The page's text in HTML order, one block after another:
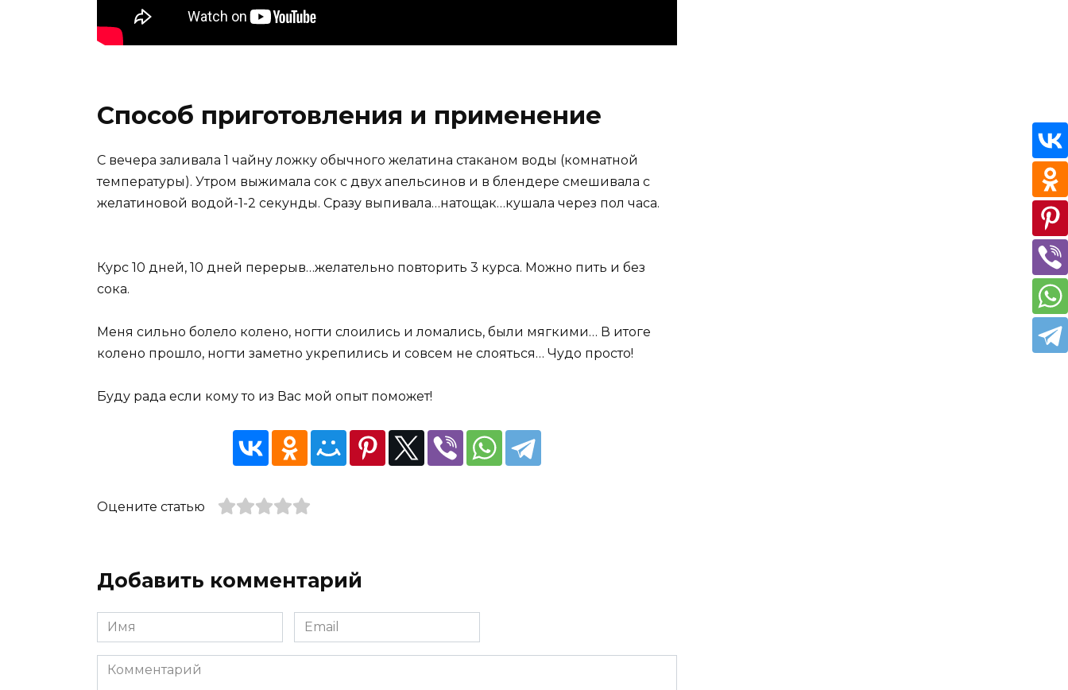
Способ приготовления и применение
С вечера заливала 1 чайну ложку обычного желатина стаканом воды (комнатной
температуры). Утром выжимала сок с двух апельсинов и в блендере смешивала с
желатиновой водой-1-2 секунды. Сразу выпивала…натощак…кушала через пол часа.
Курс 10 дней, 10 дней перерыв…желательно повторить 3 курса. Можно пить и без
сока.
Меня сильно болело колено, ногти слоились и ломались, были мягкими… В итоге
колено прошло, ногти заметно укрепились и совсем не слояться… Чудо просто!
Буду рада если кому то из Вас мой опыт поможет!
Оцените статью
Добавить комментарий
Имя
*
Email
*
Комментарий